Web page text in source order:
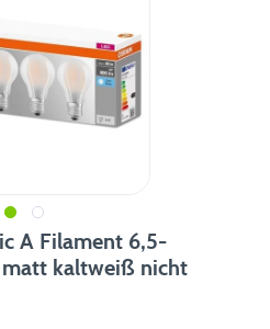
A Filament 6,5-
kaltweiß nicht